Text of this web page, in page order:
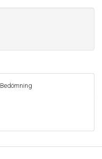
Bedömning